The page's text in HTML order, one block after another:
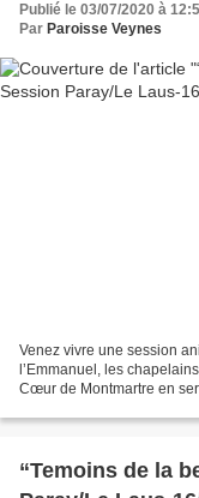
Publié le 03/07/2020 à
Par Paroisse Veynes
Venez vivre une session
l’Emmanuel, les
Cœur de Montmartre en
“Temoins de la